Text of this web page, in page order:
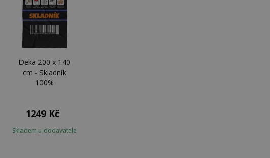
Deka 200 x 140
cm - Skladník
100%
1249 Kč
Skladem u dodavatele